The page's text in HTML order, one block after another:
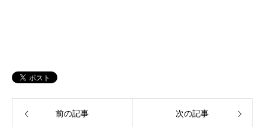
前の記事 次の記事